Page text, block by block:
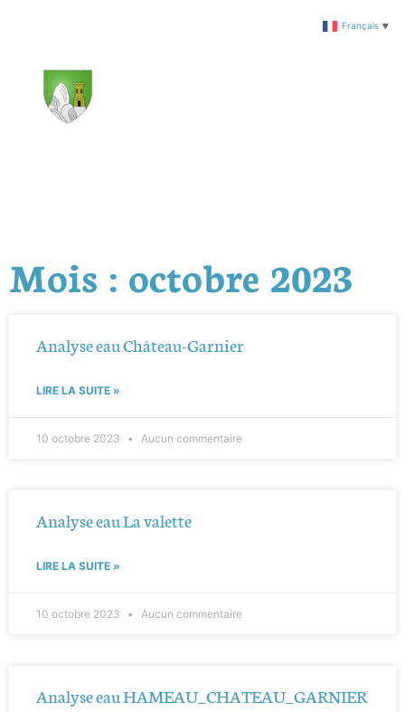
Mois : octobre 2023
Analyse eau Château-Garnier
LIRE LA SUITE »
10 octobre 2023 Aucun commentaire
Analyse eau La valette
LIRE LA SUITE »
10 octobre 2023 Aucun commentaire
Analyse eau HAMEAU_CHATEAU_GARNIER
Français ▼